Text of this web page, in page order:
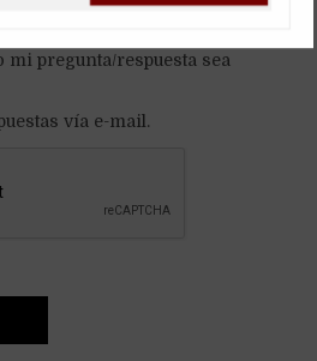
la próxima vez que haga un
pregunta/respuesta sea
vía e-mail.